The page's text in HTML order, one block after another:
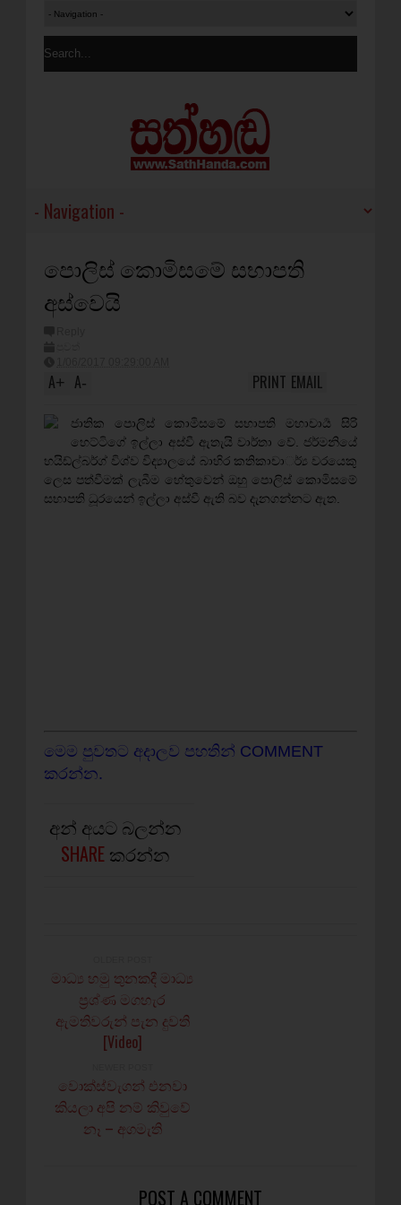
පොලිස් කොමිසමේ සභාපති
අස්වෙයි
A+ A- EMAIL
PRINT
ජාතික පොලිස් කොමිසමේ සභාපති මහාචාර්‍ය සිරි
හෙට්ටිගේ ඉල්ලා අස්වී ඇතැයි වාර්තා වේ. ජර්මනියේ
හයිඩ්ල්බර්ග් විශ්ව විද්‍යාලයේ බාහිර කතිකාචාර්්‍ය වරයෙකු
ලෙස පත්වීමක් ලැබීම හේතුවෙන් ඔහු පොලිස් කොමිසමේ
සභාපති ධූරයෙන් ඉල්ලා අස්වී ඇති බව දැනගන්නට ඇත.
මෙම පුවතට අදාලව පහතින් COMMENT
කරන්න.
අන් අයට බලන්න
SHARE කරන්න
මාධ්‍ය හමු තුනකදී මාධ්‍ය
ප්‍රශ්ණ මගහැර
ඇමතිවරුන් පැන දුවති
[Video]
වොක්ස්වැගන් එනවා
කියලා අපි නම් කිවුවේ
නෑ – අගමැති
POST A COMMENT